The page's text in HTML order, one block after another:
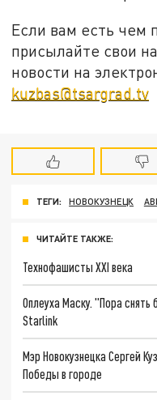
Если вам есть чем
присылайте свои
новости на
kuzbas@tsargrad.tv
ТЕГИ: НОВОКУЗНЕЦК
ЧИТАЙТЕ ТАКЖЕ:
Технофашисты XXI века
Оплеуха Маску. "Пора
Starlink
Мэр Новокузнецка Сергей
Победы в городе